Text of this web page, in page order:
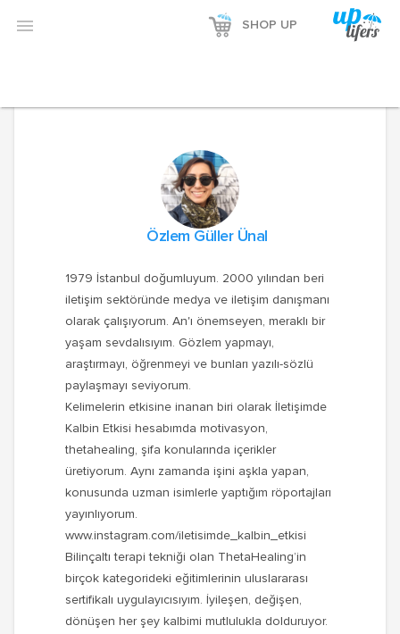
 SHOP UP
Özlem Güller Ünal
1979 İstanbul doğumluyum. 2000 yılından beri
iletişim sektöründe medya ve iletişim danışmanı
olarak çalışıyorum. An'ı önemseyen, meraklı bir
yaşam sevdalısıyım. Gözlem yapmayı,
araştırmayı, öğrenmeyi ve bunları yazılı-sözlü
paylaşmayı seviyorum.
Kelimelerin etkisine inanan biri olarak İletişimde
Kalbin Etkisi hesabımda motivasyon,
thetahealing, şifa konularında içerikler
üretiyorum. Aynı zamanda işini aşkla yapan,
konusunda uzman isimlerle yaptığım röportajları
yayınlıyorum.
www.instagram.com/iletisimde_kalbin_etkisi
Bilinçaltı terapi tekniği olan ThetaHealing’in
birçok kategorideki eğitimlerinin uluslararası
sertifikalı uygulayıcısıyım. İyileşen, değişen,
dönüşen her şey kalbimi mutlulukla dolduruyor.